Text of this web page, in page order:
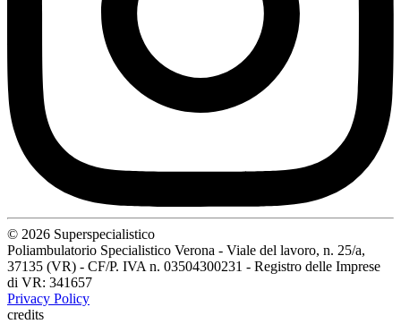
© 2026 Superspecialistico
Poliambulatorio Specialistico Verona - Viale del lavoro, n. 25/a,
37135 (VR) - CF/P. IVA n. 03504300231 - Registro delle Imprese
di VR: 341657
Privacy Policy
credits